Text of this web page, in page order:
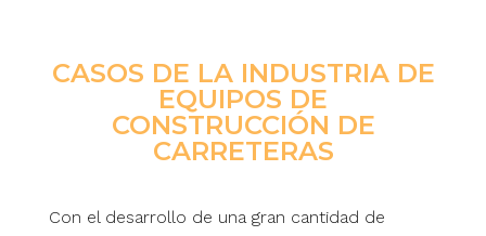
CASOS DE LA INDUSTRIA DE
EQUIPOS DE
CONSTRUCCIÓN DE
CARRETERAS
Con el desarrollo de una gran cantidad de